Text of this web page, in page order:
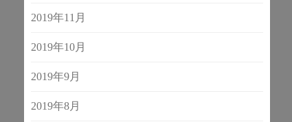
2019年11月
2019年10月
2019年9月
2019年8月